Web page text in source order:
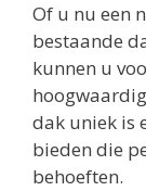
Of u nu een
bestaande
kunnen u
dak uniek is
bieden die
behoeften.